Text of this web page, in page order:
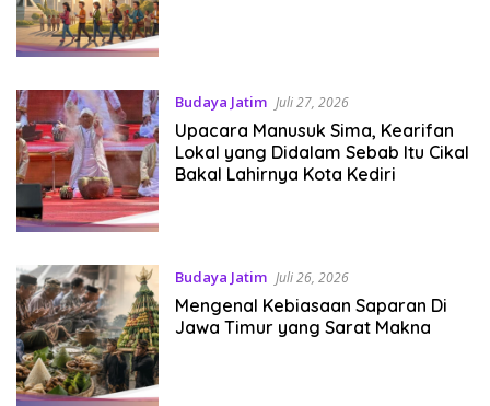
Budaya Jatim Juli 27, 2026
Upacara Manusuk Sima, Kearifan
Lokal yang Didalam Sebab Itu Cikal
Bakal Lahirnya Kota Kediri
Budaya Jatim Juli 26, 2026
Mengenal Kebiasaan Saparan Di
Jawa Timur yang Sarat Makna